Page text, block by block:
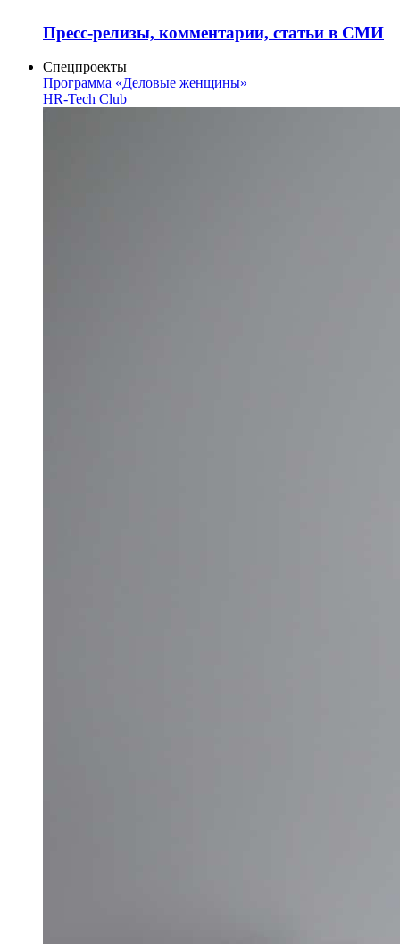
Пресс-релизы, комментарии, статьи в СМИ
Спецпроекты
Программа «Деловые женщины»
HR-Tech Club